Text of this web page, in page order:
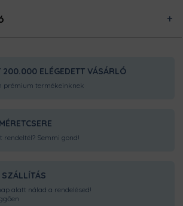
200.000 ELÉGEDETT VÁSÁRLÓ
prémium termékeinknek
rendeltél? Semmi gond!
alatt nálad a rendelésed!